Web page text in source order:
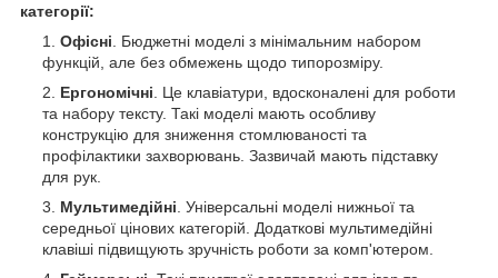
категорії:
Офісні . Бюджетні моделі з мінімальним набором
функцій, але без обмежень щодо типорозміру.
Ергономічні . Це клавіатури, вдосконалені для роботи
та набору тексту. Такі моделі мають особливу
конструкцію для зниження стомлюваності та
профілактики захворювань. Зазвичай мають підставку
для рук.
Мультимедійні . Універсальні моделі нижньої та
середньої цінових категорій. Додаткові мультимедійні
клавіші підвищують зручність роботи за комп'ютером.